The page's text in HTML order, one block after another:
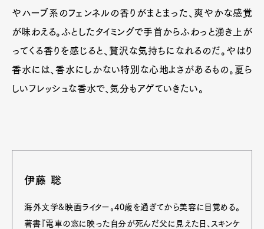
やハーブ系のフェンネルの香りがまとまった、爽やかな感覚
が味わえる。ふとしたタイミングで手首からふわっと湧き上が
ってくる香りを感じると、贅沢な気持ちになれるのだ。やはり
香水には、香水にしかない特別な心地よさがあるもの。夏ら
しいフレッシュな香水で、気分もアゲていきたい。
伊藤 聡
海外文学&映画ライター。40歳を過ぎてから美容に目覚める。
著書『電車の窓に映った自分が死んだ父に見えた日、スキンケ